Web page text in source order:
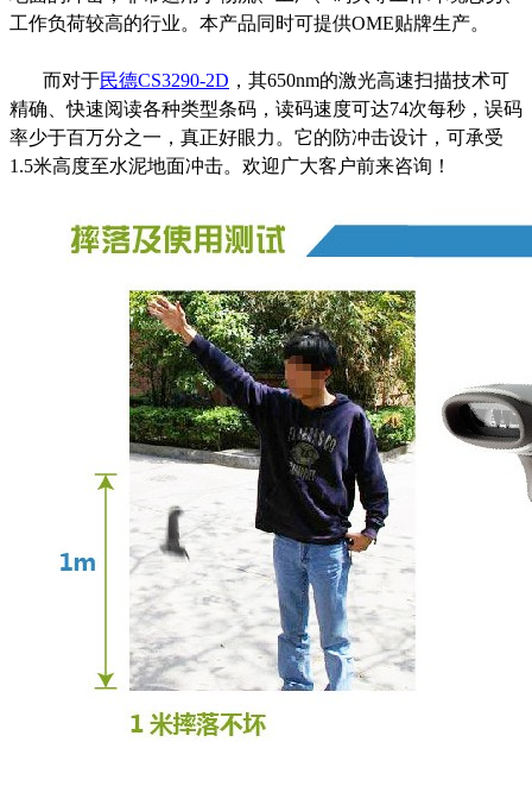
工作负荷较高的行业。本产品同时可提供OME贴牌生产。
而对于民德CS3290-2D ，其650nm的激光高速扫描技术可
精确、快速阅读各种类型条码，读码速度可达74次每秒，误码
率少于百万分之一，真正好眼力。它的防冲击设计，可承受
1.5米高度至水泥地面冲击。欢迎广大客户前来咨询！